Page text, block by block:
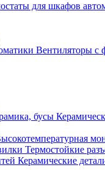
для шкафов
Вентиляторы с
Термостойкие
Керамические